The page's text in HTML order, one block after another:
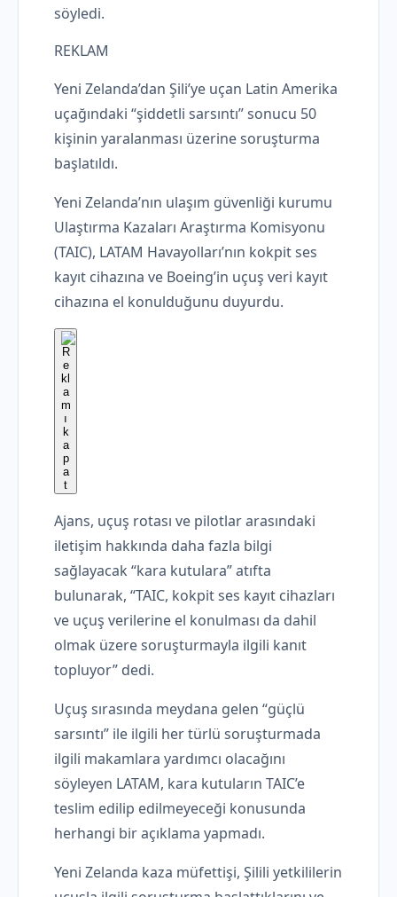
söyledi.
REKLAM
Yeni Zelanda’dan Şili’ye uçan Latin Amerika
uçağındaki “şiddetli sarsıntı” sonucu 50
kişinin yaralanması üzerine soruşturma
başlatıldı.
Yeni Zelanda’nın ulaşım güvenliği kurumu
Ulaştırma Kazaları Araştırma Komisyonu
(TAIC), LATAM Havayolları’nın kokpit ses
kayıt cihazına ve Boeing’in uçuş veri kayıt
cihazına el konulduğunu duyurdu.
Ajans, uçuş rotası ve pilotlar arasındaki
iletişim hakkında daha fazla bilgi
sağlayacak “kara kutulara” atıfta
bulunarak, “TAIC, kokpit ses kayıt cihazları
ve uçuş verilerine el konulması da dahil
olmak üzere soruşturmayla ilgili kanıt
topluyor” dedi.
Uçuş sırasında meydana gelen “güçlü
sarsıntı” ile ilgili her türlü soruşturmada
ilgili makamlara yardımcı olacağını
söyleyen LATAM, kara kutuların TAIC’e
teslim edilip edilmeyeceği konusunda
herhangi bir açıklama yapmadı.
Yeni Zelanda kaza müfettişi, Şilili yetkililerin